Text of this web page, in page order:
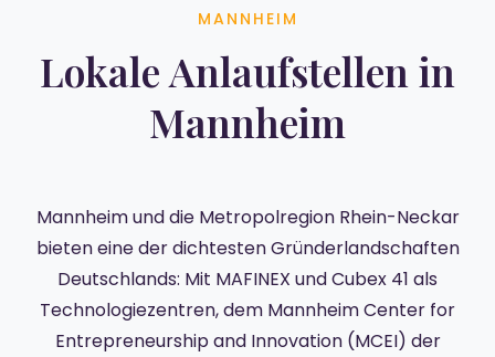
MANNHEIM
Lokale Anlaufstellen in
Mannheim
Mannheim und die Metropolregion Rhein-Neckar
bieten eine der dichtesten Gründerlandschaften
Deutschlands: Mit MAFINEX und Cubex 41 als
Technologiezentren, dem Mannheim Center for
Entrepreneurship and Innovation (MCEI) der